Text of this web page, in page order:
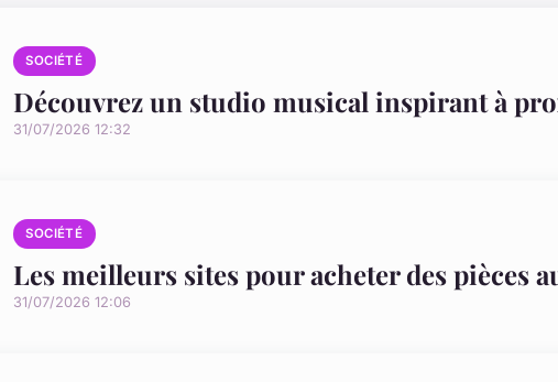
SOCIÉTÉ
Découvrez un studio musical inspirant à
31/07/2026 12:32
SOCIÉTÉ
Les meilleurs sites pour acheter des pièces
31/07/2026 12:06